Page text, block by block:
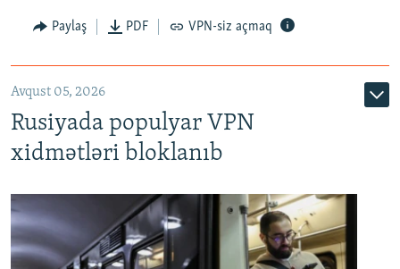
Paylaş PDF VPN-siz açmaq
Avqust 05, 2026
Rusiyada populyar VPN
xidmətləri bloklanıb